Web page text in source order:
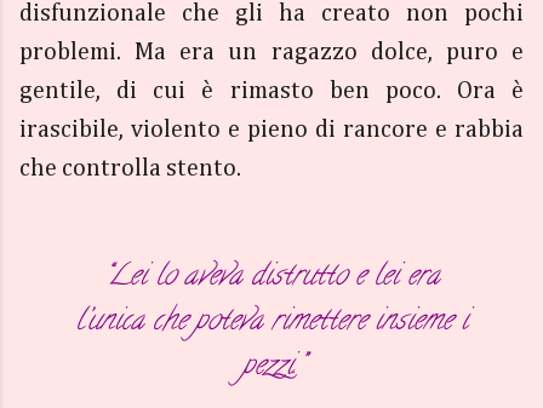
disfunzionale che gli ha creato non pochi
problemi. Ma era un ragazzo dolce, puro e
gentile, di cui è rimasto ben poco. Ora è
irascibile, violento e pieno di rancore e rabbia
che controlla stento.
“Lei lo aveva distrutto e lei era
l’unica che poteva rimettere insieme i
pezzi.”